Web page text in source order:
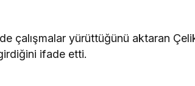
çalışmalar yürüttüğünü aktaran
ifade etti.